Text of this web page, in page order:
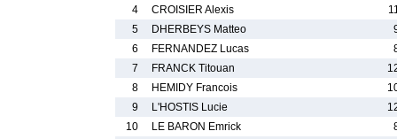
4
CROISIER Alexis
5
DHERBEYS Matteo
6
FERNANDEZ Lucas
7
FRANCK Titouan
8
HEMIDY Francois
9
L'HOSTIS Lucie
10
LE BARON Emrick